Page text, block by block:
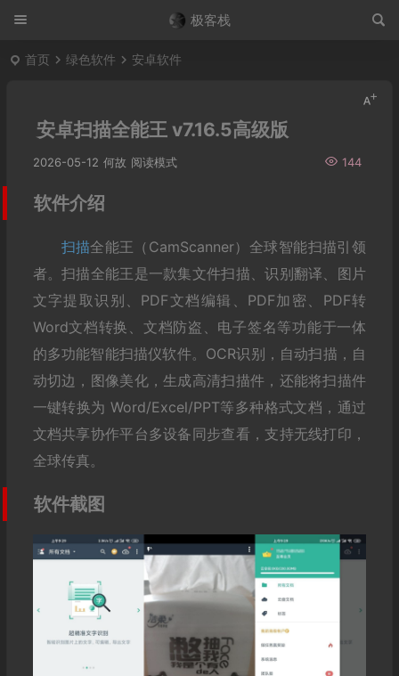
极客栈
首页 绿色软件 安卓软件
安卓扫描全能王 v7.16.5高级版
2026-05-12 何故 144
阅读模式
软件介绍
扫描全能王（CamScanner）全球智能扫描引领
者。扫描全能王是一款集文件扫描、识别翻译、图片
文字提取识别、PDF文档编辑、PDF加密、PDF转
Word文档转换、文档防盗、电子签名等功能于一体
的多功能智能扫描仪软件。OCR识别，自动扫描，自
动切边，图像美化，生成高清扫描件，还能将扫描件
一键转换为 Word/Excel/PPT等多种格式文档，通过
文档共享协作平台多设备同步查看，支持无线打印，
全球传真。
软件截图